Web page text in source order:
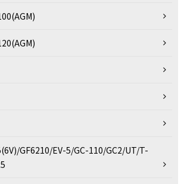
GF6210/EV-5/GC-110/GC2/UT/T-